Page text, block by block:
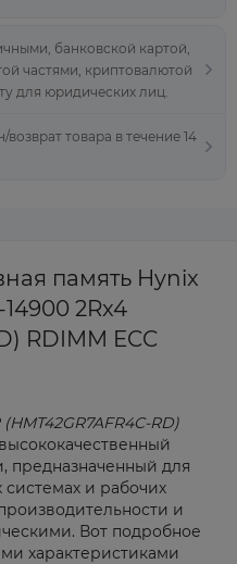
банковской картой,
частями, криптовалютой
для юридических лиц.
товара в течение 14
память Hynix
2Rx4
RDIMM ECC
RD)
предназначенный для
и рабочих
и
Вот подробное
характеристиками